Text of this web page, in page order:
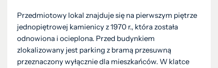
Przedmiotowy lokal znajduje się na pierwszym piętrze
jednopiętrowej kamienicy z 1970 r., która została
odnowiona i ocieplona. Przed budynkiem
zlokalizowany jest parking z bramą przesuwną
przeznaczony wyłącznie dla mieszkańców. W klatce